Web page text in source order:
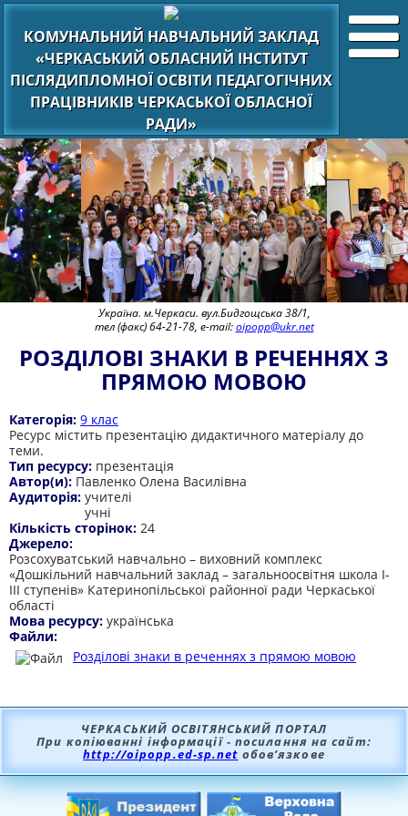
КОМУНАЛЬНИЙ НАВЧАЛЬНИЙ ЗАКЛАД
«ЧЕРКАСЬКИЙ ОБЛАСНИЙ ІНСТИТУТ
ПІСЛЯДИПЛОМНОЇ ОСВІТИ ПЕДАГОГІЧНИХ
ПРАЦІВНИКІВ ЧЕРКАСЬКОЇ ОБЛАСНОЇ
РАДИ»
Україна. м.Черкаси. вул.Бидгощська 38/1,
тел (факс) 64-21-78, e-mail:oipopp@ukr.net
РОЗДІЛОВІ ЗНАКИ В РЕЧЕННЯХ З
ПРЯМОЮ МОВОЮ
Категорія: 9 клас
Ресурс містить презентацію дидактичного матеріалу до
теми.
Тип ресурсу: презентація
Автор(и): Павленко Олена Василівна
Аудиторія: учителі
учні
Кількість сторінок: 24
Джерело:
Розсохуватський навчально – виховний комплекс
«Дошкільний навчальний заклад – загальноосвітня школа І-
ІІІ ступенів» Катеринопільської районної ради Черкаської
області
Мова ресурсу: українська
Файли:
Розділові знаки в реченнях з прямою мовою
ЧЕРКАСЬКИЙ ОСВІТЯНСЬКИЙ ПОРТАЛ
При копіюванні інформації - посилання на сайт:
http://oipopp.ed-sp.net обов’язкове